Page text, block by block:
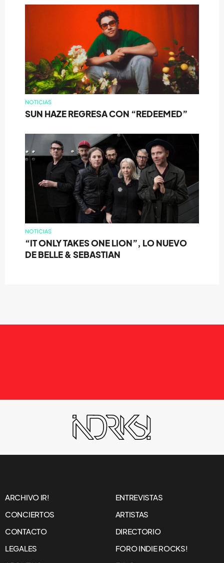
NOTICIAS
SUN HAZE REGRESA CON “REDEEMED”
NOTICIAS
“IT ONLY TAKES ONE LION”, LO NUEVO
DE BELLE & SEBASTIAN
ARCHIVO IR!
ENTREVISTAS
CONCIERTOS
ARTISTAS
CONTACTO
DIRECTORIO
LEGALES
FORO INDIE ROCKS!